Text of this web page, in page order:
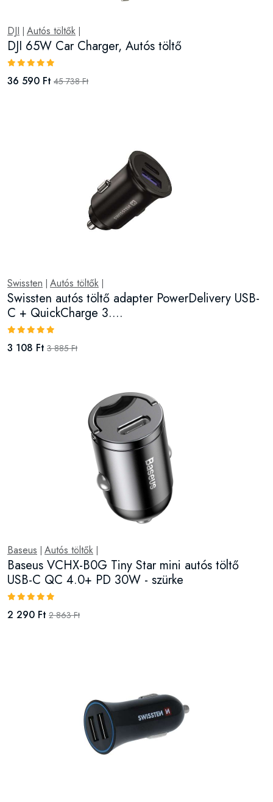
DJI | Autós töltők |
DJI 65W Car Charger, Autós töltő
36 590 Ft 45 738 Ft
Swissten | Autós töltők |
Swissten autós töltő adapter PowerDelivery USB-
C + QuickCharge 3....
3 108 Ft 3 885 Ft
Baseus | Autós töltők |
Baseus VCHX-B0G Tiny Star mini autós töltő
USB-C QC 4.0+ PD 30W - szürke
2 290 Ft 2 863 Ft